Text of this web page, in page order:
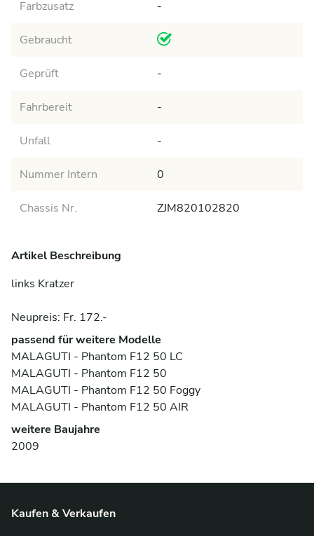
Farbzusatz -
Gebraucht
Geprüft -
Fahrbereit -
Unfall -
Nummer Intern 0
Chassis Nr. ZJM820102820
Artikel Beschreibung
links Kratzer
Neupreis: Fr. 172.-
passend für weitere Modelle
MALAGUTI - Phantom F12 50 LC
MALAGUTI - Phantom F12 50
MALAGUTI - Phantom F12 50 Foggy
MALAGUTI - Phantom F12 50 AIR
weitere Baujahre
2009
Kaufen & Verkaufen